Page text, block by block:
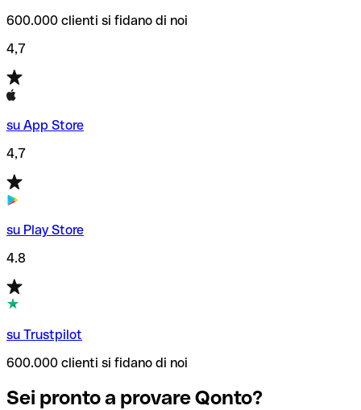
600.000 clienti si fidano di noi
4,7
su App Store
4,7
su Play Store
4.8
su Trustpilot
600.000 clienti si fidano di noi
Sei pronto a provare Qonto?